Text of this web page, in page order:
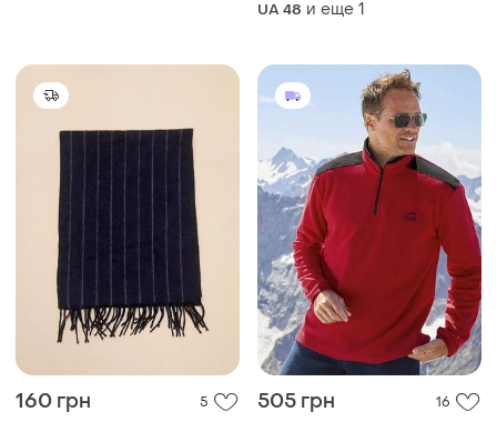
UA 48 и еще 1
160 грн 5 505 грн 16